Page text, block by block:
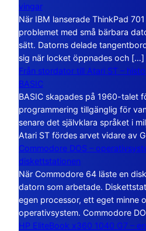
vingar
När IBM lanserade ThinkPad
problemet med små bärbara
sätt. Datorns delade
sig när locket öppnades och […]
Från stordator till Atari ST –
BASIC
BASIC skapades på 1960-talet
programmering tillgänglig för
senare det självklara språket i
Atari ST fördes arvet vidare av
Commodore DOS –
diskettstationen
När Commodore 64 läste en
datorn som arbetade.
egen processor, ett eget minne
operativsystem. Commodore
HP EliteBook x360 1040 G7 –